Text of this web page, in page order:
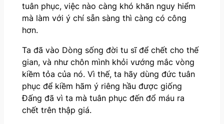
tuân phục, việc nào càng khó khăn nguy hiểm
mà làm với ý chí sẵn sàng thì càng có công
hơn.
Ta đã vào Dòng sống đời tu sĩ để chết cho thế
gian, và như chôn mình khỏi vướng mắc vòng
kiềm tỏa của nó. Vì thế, ta hãy dùng đức tuân
phục để kiềm hãm ý riêng hầu được giống
Đấng đã vì ta mà tuân phục đến đổ máu ra
chết trên thập giá.